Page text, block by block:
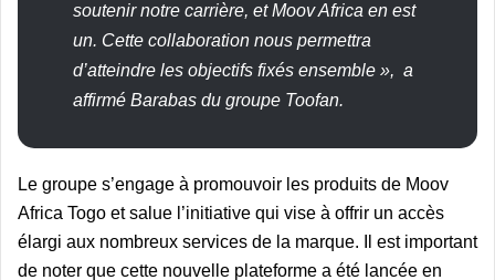
soutenir notre carrière, et Moov Africa en est
un. Cette collaboration nous permettra
d’atteindre les objectifs fixés ensemble », a
affirmé Barabas du groupe Toofan.
Le groupe s’engage à promouvoir les produits de Moov
Africa Togo et salue l’initiative qui vise à offrir un accès
élargi aux nombreux services de la marque.
Il est important
de noter que cette nouvelle plateforme a été lancée en